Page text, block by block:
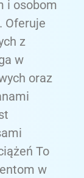
i osobom
Oferuje
z
w
oraz
To
w